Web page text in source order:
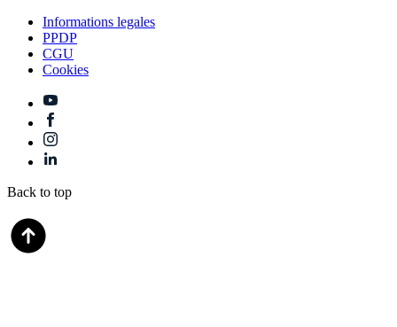
Informations legales
PPDP
CGU
Cookies
Back to top